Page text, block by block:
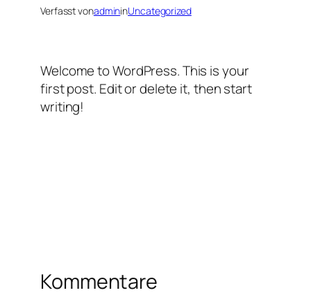
Verfasst vonadmininUncategorized
Welcome to WordPress. This is your
first post. Edit or delete it, then start
writing!
Kommentare